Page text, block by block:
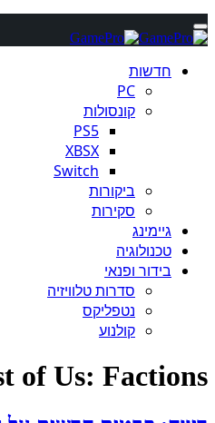
חדשות
PC
קונסולות
PS5
XBSX
Switch
ביקורות
סקירות
גיימינג
טכנולוגיה
בידור ופנאי
סדרות טלוויזיה
נטפליקס
קולנוע
of Us: Factions